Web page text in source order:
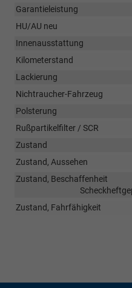
Garantieleistung
HU/AU neu
Innenausstattung
Kilometerstand
Lackierung
Nichtraucher-Fahrzeug
Polsterung
Rußpartikelfilter / SCR
Zustand
Zustand, Aussehen
Zustand, Beschaffenheit
Zustand, Fahrfähigkeit